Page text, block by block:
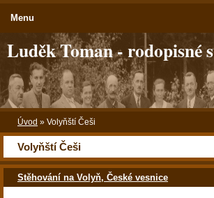
Luděk Toman - rodopisné
Úvod » Volyňští Češi
Volyňští Češi
Stěhování na Volyň, České vesnice
Menu